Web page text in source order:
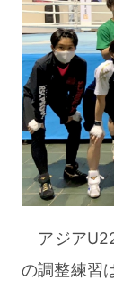
アジア
の調整練習